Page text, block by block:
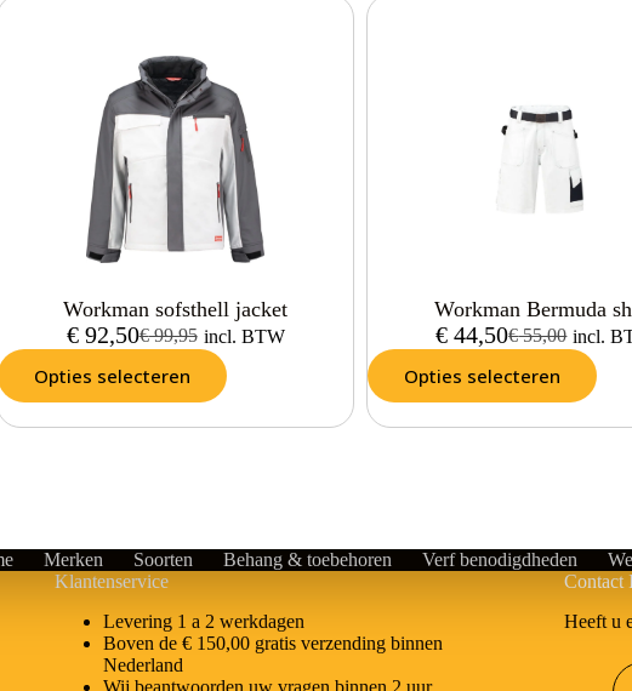
Workman sofsthell jacket
€99,95
€92,50 incl. BTW
Opties selecteren
Workman Bermuda
€55,00
€ 44,50 incl.
Opties selecteren
Merken Soorten Behang & toebehoren Verf benodigdheden
Klantenservice
Levering 1 a 2 werkdagen
Boven de € 150,00 gratis verzending binnen
Nederland
Wij beantwoorden uw vragen binnen 2 uur
Contact
Heeft u